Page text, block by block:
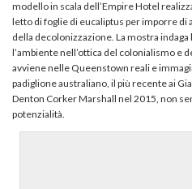
modello in scala dell’Empire Hotel
letto di foglie di eucaliptus per imporre
della decolonizzazione. La mostra
l’ambiente nell’ottica del colonialismo e
avviene nelle Queenstown reali e
padiglione australiano, il più recente ai
Denton Corker Marshall nel 2015, non
potenzialità.